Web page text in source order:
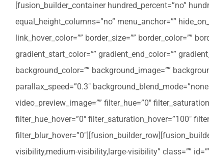
[fusion_builder_container hundred_percent=”no”
equal_height_columns=”no” menu_anchor=””
link_hover_color=”” border_size=”” border_color=””
gradient_start_color=”” gradient_end_color=””
background_color=”” background_image=””
parallax_speed=”0.3″
video_preview_image=”” filter_hue=”0″
filter_hue_hover=”0″ filter_saturation_hover=”100″
visibility,medium-visibility,large-visibility” class=””